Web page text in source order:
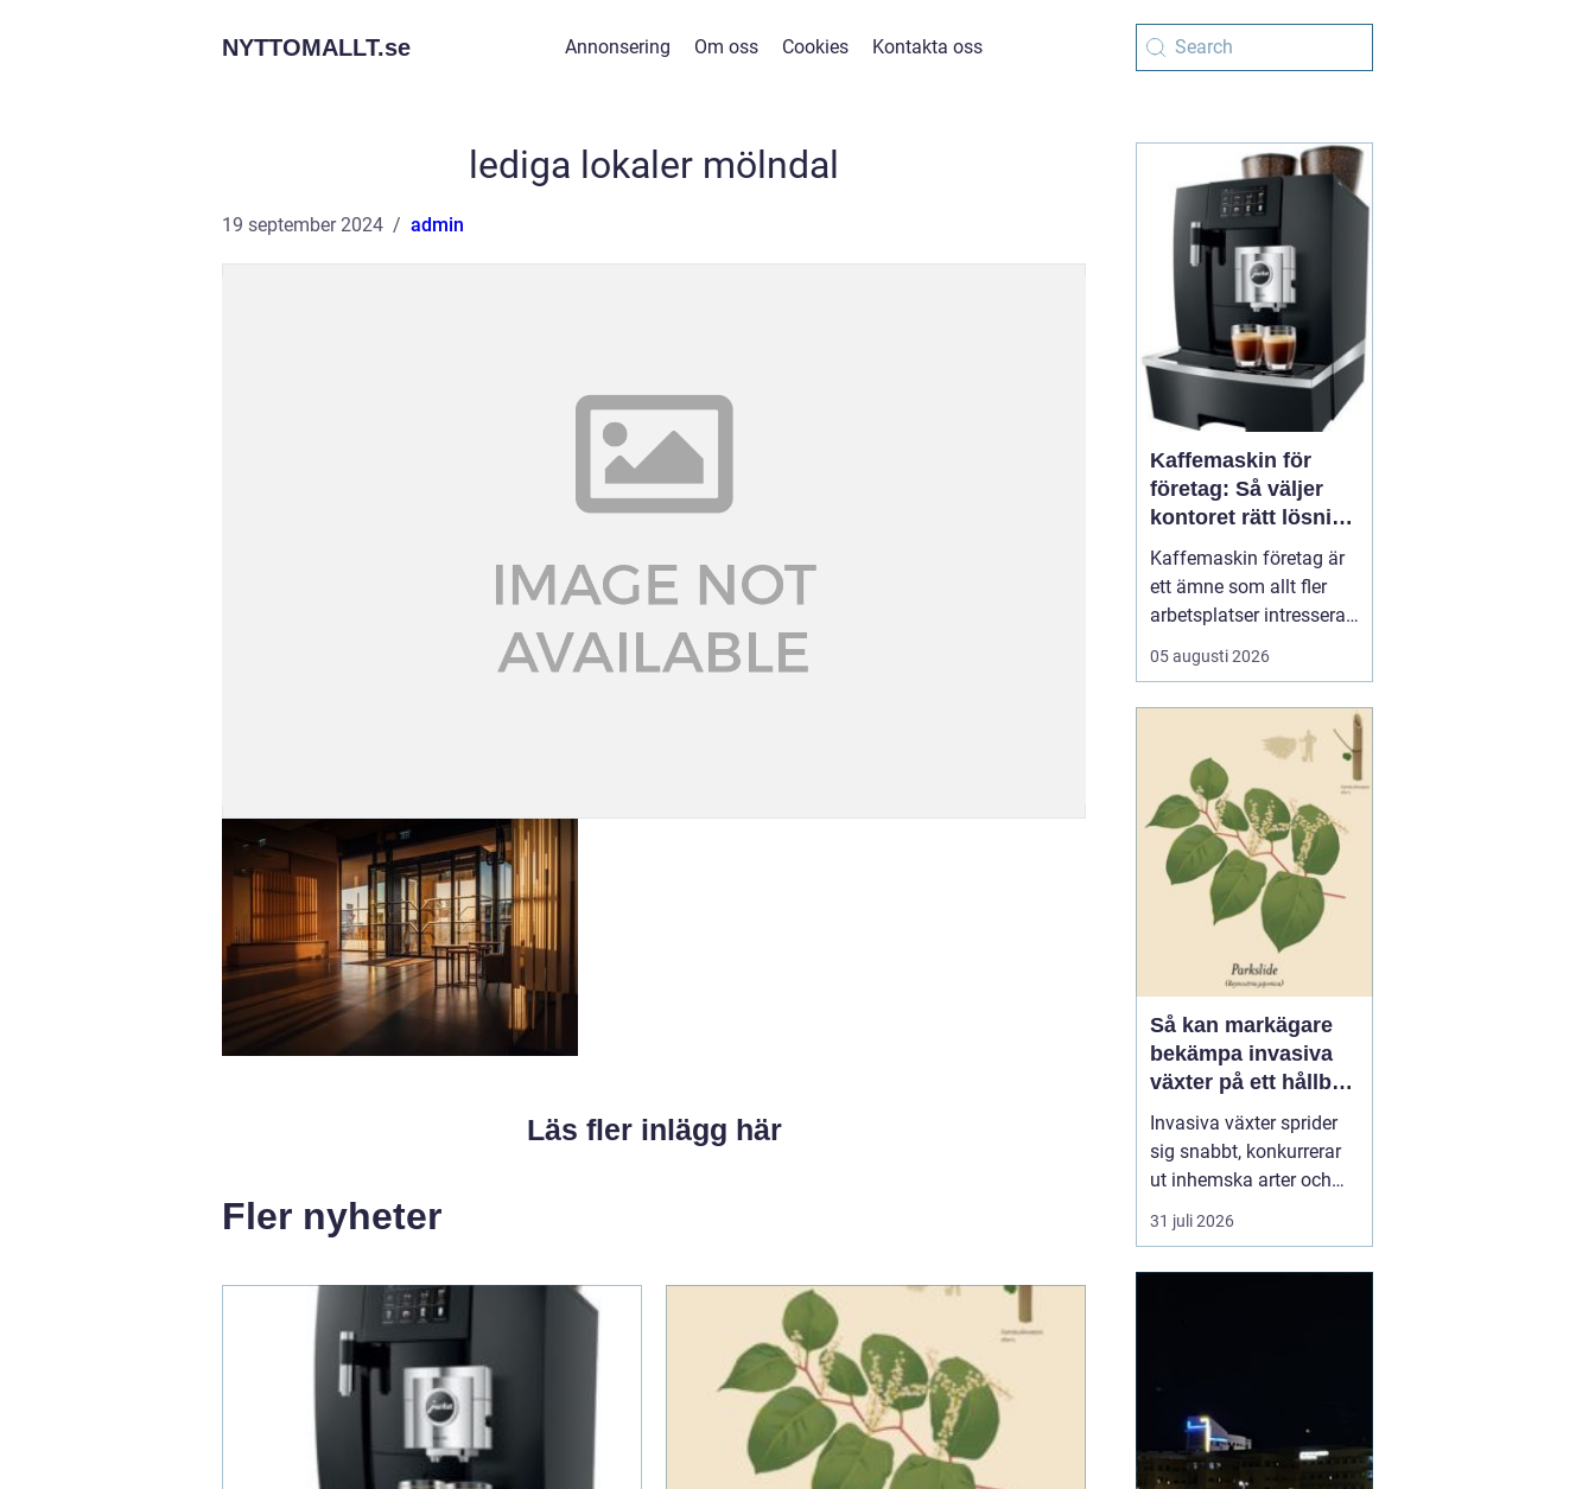
NYTTOMALLT.se Annonsering Om oss Cookies Kontakta oss
lediga lokaler mölndal
19 september 2024 admin
Läs fler inlägg här
Fler nyheter
Kaffemaskin för
företag: Så väljer
kontoret rätt lösning
för kaffe på jobbet
Kaffemaskin företag är
ett ämne som allt fler
arbetsplatser intresserar
sig för när de vill höja
trivsel och effektivitet på
arbetsdagen, och många
medarbetare up...
05 augusti 2026
Så kan markägare
bekämpa invasiva
växter på ett hållbart
sätt
Invasiva växter sprider
sig snabbt, konkurrerar
ut inhemska arter och
kan på sikt förändra hela
ekosystem. De orsakar
man ska agera, utan
hu...
31 juli 2026